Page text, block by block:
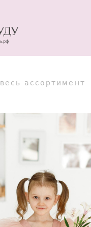
весь ассортимент